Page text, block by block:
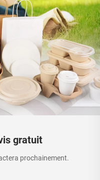
gratuit
prochainement.